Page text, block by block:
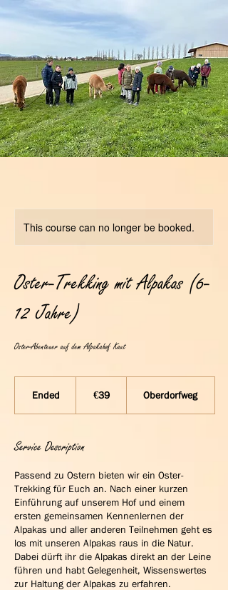
This course can no longer be booked.
Oster-Trekking mit Alpakas (6-
12 Jahre)
Oster-Abenteuer auf dem Alpakahof Kaut
Ended
d
€39 Oberdorfweg
Service Description
Passend zu Ostern bieten wir ein Oster-
Trekking für Euch an. Nach einer kurzen
Einführung auf unserem Hof und einem
ersten gemeinsamen Kennenlernen der
Alpakas und aller anderen Teilnehmen geht es
los mit unseren Alpakas raus in die Natur.
Dabei dürft ihr die Alpakas direkt an der Leine
führen und habt Gelegenheit, Wissenswertes
zur Haltung der Alpakas zu erfahren.